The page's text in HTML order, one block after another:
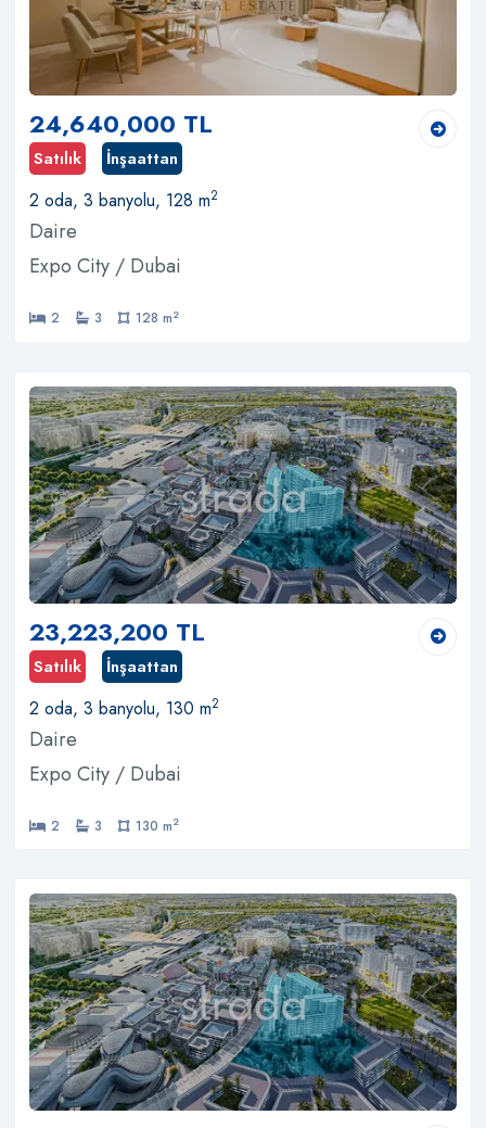
24,640,000 TL
Satılık İnşaattan
2 oda, 3 banyolu, 128 m2
Daire
Expo City / Dubai
2 3 128 m2
23,223,200 TL
Satılık İnşaattan
2 oda, 3 banyolu, 130 m2
Daire
Expo City / Dubai
2 3 130 m2